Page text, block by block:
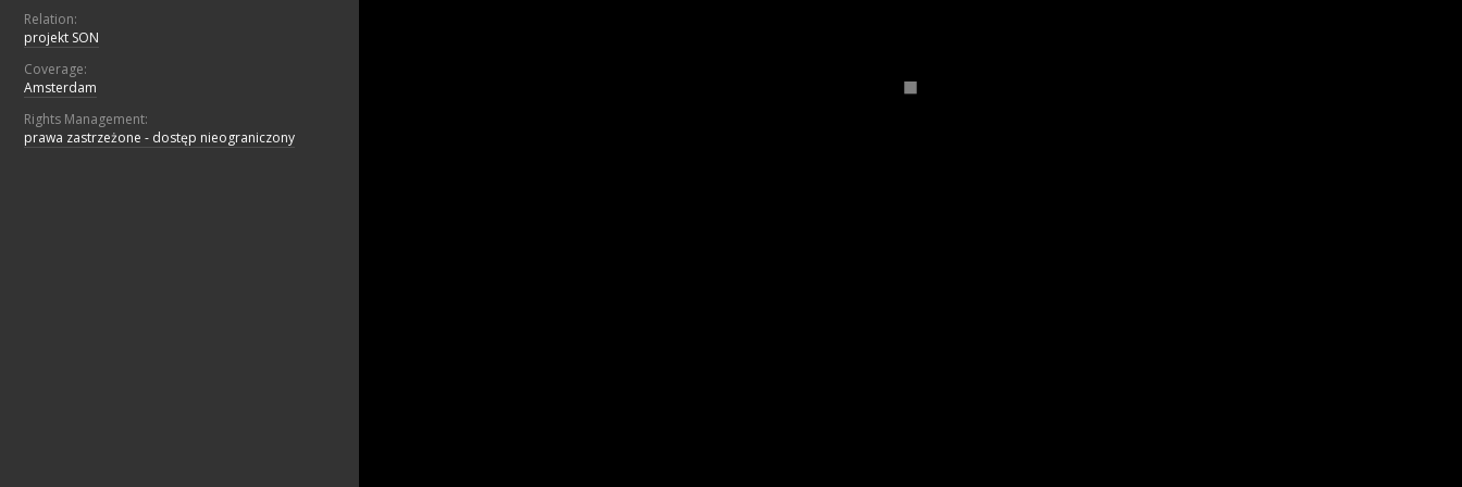
Relation:
projekt SON
Coverage:
Amsterdam
Rights Management:
prawa zastrzeżone - dostęp nieograniczony